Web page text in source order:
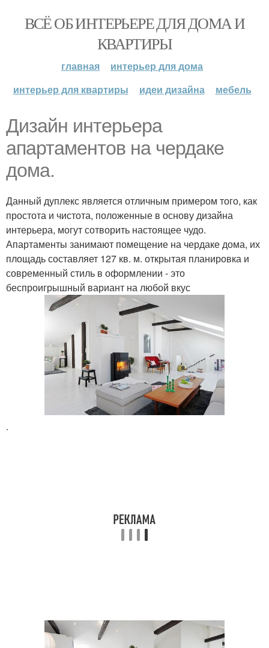
ВСЁ ОБ ИНТЕРЬЕРЕ ДЛЯ ДОМА И
КВАРТИРЫ
главная
интерьер для дома
интерьер для квартиры
идеи дизайна мебель
Дизайн интерьера
апартаментов на чердаке
дома.
Данный дуплекс является отличным примером того, как
простота и чистота, положенные в основу дизайна
интерьера, могут сотворить настоящее чудо.
Апартаменты занимают помещение на чердаке дома, их
площадь составляет 127 кв. м. открытая планировка и
современный стиль в оформлении - это
беспроигрышный вариант на любой вкус
.